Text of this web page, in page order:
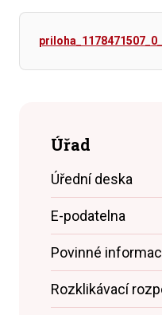
Úřad
Úřední deska
E-podatelna
Povinné
Rozklikávací